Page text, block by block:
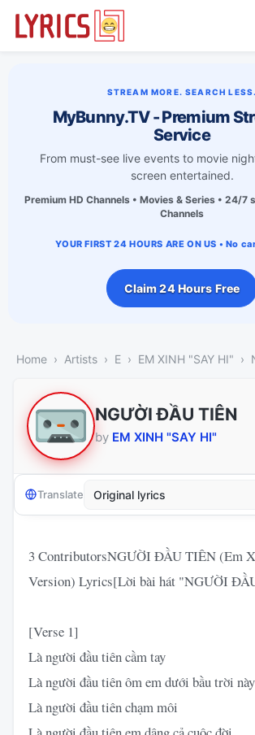
STREAM MORE. SEARCH LESS.
MyBunny.TV - Premium
Service
From must-see live events to movie
screen entertained.
Premium HD Channels • Movies & Series • 24/
Channels
YOUR FIRST 24 HOURS ARE ON US • No
Claim 24 Hours Free
Home Artists E EM XINH "SAY HI"
NGƯỜI ĐẦU TIÊN
by EM XINH "SAY HI"
Translate
3 ContributorsNGƯỜI ĐẦU TIÊN (Em
Version) Lyrics[Lời bài hát "NGƯỜI
[Verse 1]
Là người đầu tiên cầm tay
Là người đầu tiên ôm em dưới bầu trời này
Là người đầu tiên chạm môi